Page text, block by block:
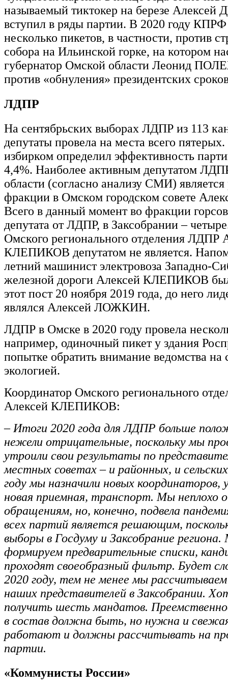
называемый тиктокер на березе
вступил в ряды партии. В 2020 году КПРФ
несколько пикетов, в частности, против
собора на Ильинской горке, на котором
губернатор Омской области Леонид
против «обнуления» президентских
ЛДПР
На сентябрьских выборах ЛДПР из 113
депутаты провела на места всего
избирком определил эффективность
4,4%. Наиболее активным депутатом
области (согласно анализу СМИ) является
фракции в Омском городском совете
Всего в данный момент во фракции
депутата от ЛДПР, в Заксобрании –
Омского регионального отделения ЛДПР
КЛЕПИКОВ депутатом не является.
летний машинист электровоза Западно-
железной дороги Алексей КЛЕПИКОВ
этот пост 20 ноября 2019 года, до него
являлся Алексей ЛОЖКИН.
ЛДПР в Омске в 2020 году провела
например, одиночный пикет у здания
попытке обратить внимание ведомства на
экологией.
Координатор Омского регионального
Алексей КЛЕПИКОВ:
– Итоги 2020 года для ЛДПР больше
нежели отрицательные, поскольку мы
утроили свои результаты по
местных советах – и районных, и
году мы назначили новых координаторов,
новая приемная, транспорт. Мы неплохо
обращениям, но, конечно, подвела
всех партий является решающим,
выборы в Госдуму и Заксобрание
формируем предварительные списки,
проходят своеобразный фильтр. Будет
2020 году, тем не менее мы рассчитываем
наших представителей в Заксобрании.
получить шесть мандатов.
в состав должна быть, но нужна и
работают и должны рассчитывать на
партии.
«Коммунисты России»